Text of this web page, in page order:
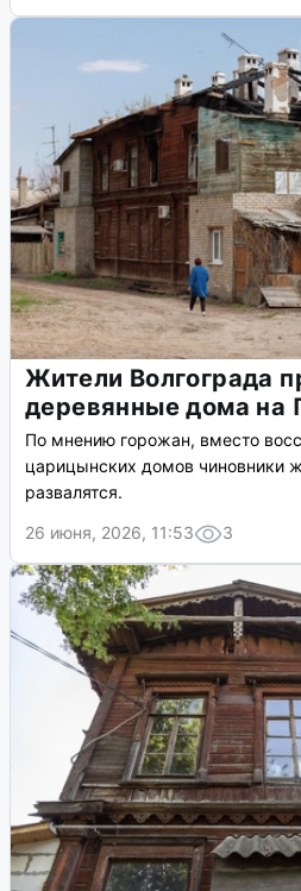
Жители Волгограда
деревянные дома на
По мнению горожан, вместо
царицынских домов чиновники
развалятся.
26 июня, 2026, 11:53
3